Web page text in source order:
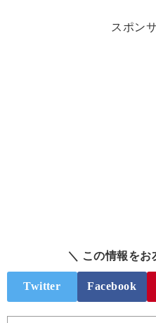
スポン
＼ この情報をお
Twitter Facebook